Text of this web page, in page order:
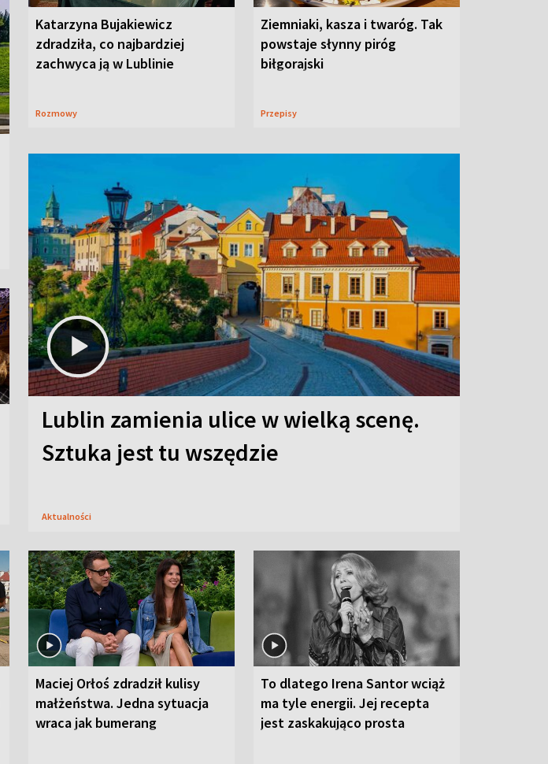
Katarzyna Bujakiewicz
zdradziła, co najbardziej
zachwyca ją w Lublinie
Rozmowy
Ziemniaki, kasza i twaróg. Tak
powstaje słynny piróg
biłgorajski
Przepisy
Lublin zamienia ulice w wielką scenę.
Sztuka jest tu wszędzie
Aktualności
Maciej Orłoś zdradził kulisy
małżeństwa. Jedna sytuacja
wraca jak bumerang
To dlatego Irena Santor wciąż
ma tyle energii. Jej recepta
jest zaskakująco prosta